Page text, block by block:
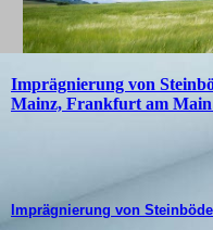
Imprägnierung von
Mainz, Frankfurt am
Imprägnierung von